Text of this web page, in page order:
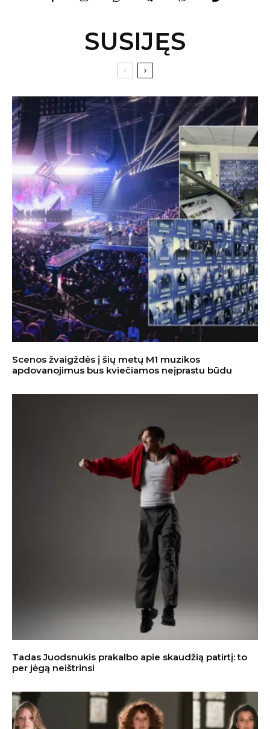
SUSIJĘS
Scenos žvaigždės į šių metų M1 muzikos
apdovanojimus bus kviečiamos neįprastu būdu
Tadas Juodsnukis prakalbo apie skaudžią patirtį: to
per jėgą neištrinsi